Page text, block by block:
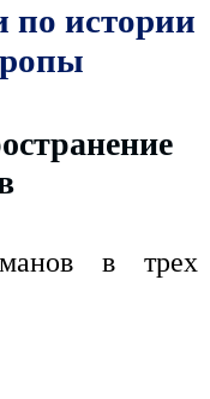
по истории
в трех